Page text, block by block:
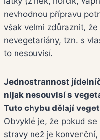
nevhodnou přípravu
však velmi zdůraznit,
nevegetariány, tzn. s
to nesouvisí.
Jednostrannost
nijak nesouvisí s
Tuto chybu dělají
Obvyklé je, že pokud
stravy než je